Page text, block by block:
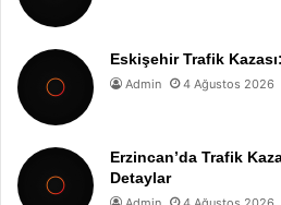
Eskişehir Trafik
Admin 4 Ağustos 2026
Erzincan’da Trafik
Detaylar